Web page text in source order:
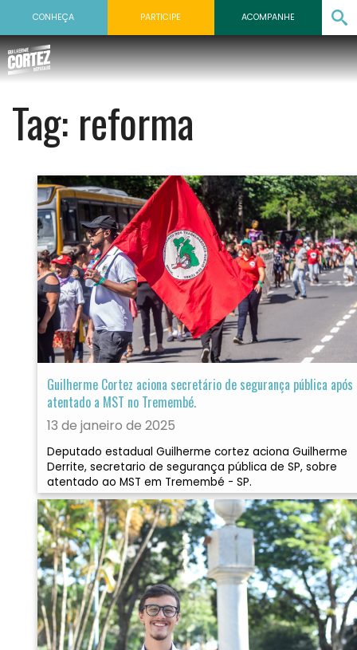
CONHEÇA PARTICIPE ACOMPANHE
Tag: reforma
Guilherme Cortez aciona secretário de segurança pública após
atentado a MST no Tremembé.
13 de janeiro de 2025
Deputado estadual Guilherme cortez aciona Guilherme
Derrite, secretario de segurança pública de SP, sobre
atentado ao MST em Tremembé - SP.